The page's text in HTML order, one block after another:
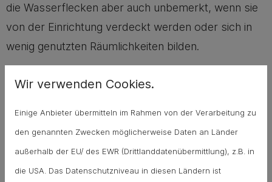
die Wasserflecken aber auch unbemerkt, wenn sie
von der Einrichtung verdeckt werden oder sich in
wenig genutzten Räumlichkeiten bilden.
Unscheinbarere Anzeichen sind
Wir verwenden Cookies.
Einige Anbieter übermitteln im Rahmen von der Verarbeitung zu
den genannten Zwecken möglicherweise Daten an Länder
außerhalb der EU/ des EWR (Drittlanddatenübermittlung), z.B. in
die USA. Das Datenschutzniveau in diesen Ländern ist